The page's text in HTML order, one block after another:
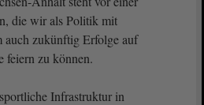
die wir als Politik mit
auch zukünftig Erfolge auf
feiern zu können.
Infrastruktur in